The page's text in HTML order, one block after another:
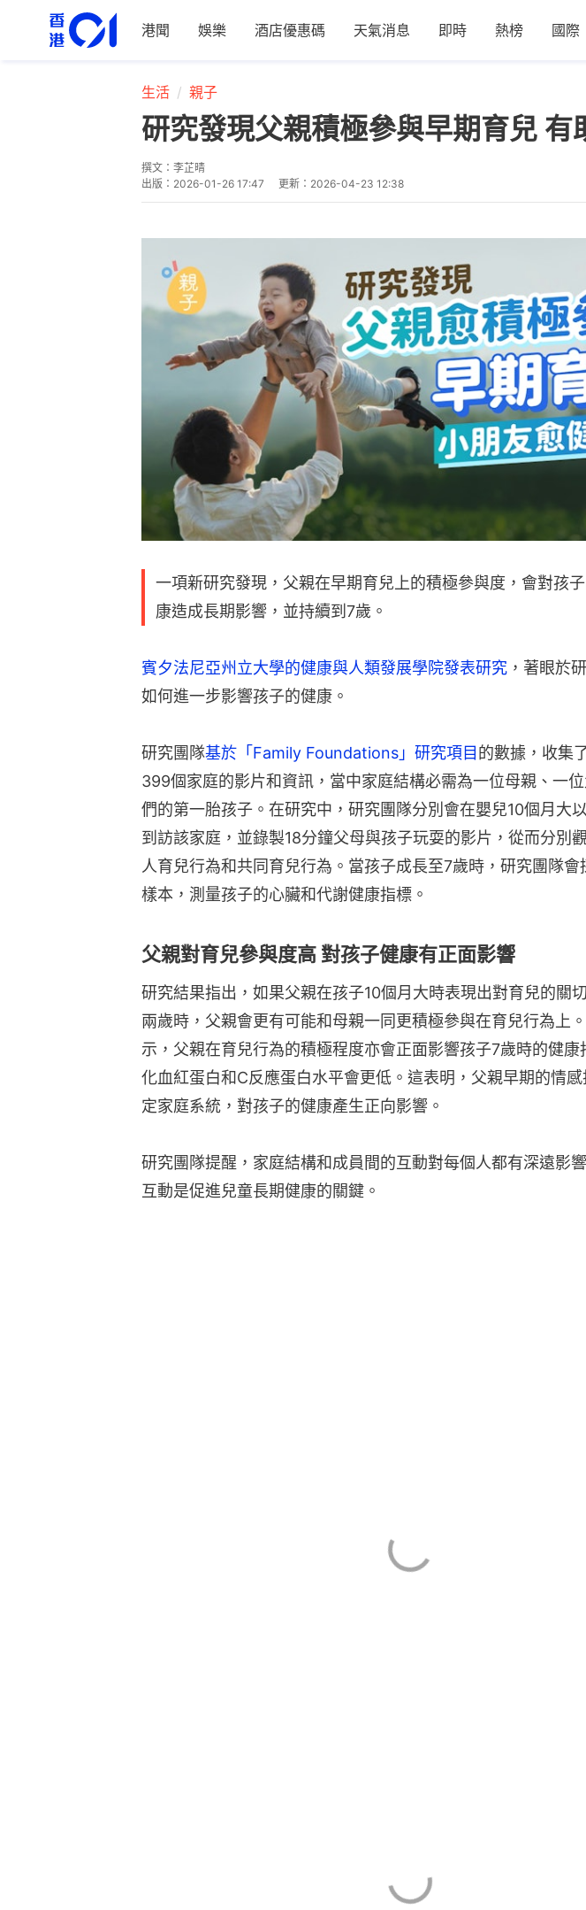
港聞 娛樂 酒店優惠碼 天氣消息 即時 熱榜 國際
生活 親子
研究發現父親積極參與早期育兒 有
撰文： 李芷晴
出版： 2026-01-26 17:47 更新： 2026-04-23 12:38
一項新研究發現，父親在早期育兒上的積極參與度，會對孩
康造成長期影響，並持續到7歲。
賓夕法尼亞州立大學的健康與人類發展學院發表研究 ，著眼於
如何進一步影響孩子的健康。
研究團隊基於「Family Foundations」研究項目 的數據，收集
399個家庭的影片和資訊，當中家庭結構必需為一位母親、一
們的第一胎孩子。在研究中，研究團隊分別會在嬰兒10個月大
到訪該家庭，並錄製18分鐘父母與孩子玩耍的影片，從而分別
人育兒行為和共同育兒行為。當孩子成長至7歲時，研究團隊會
樣本，測量孩子的心臟和代謝健康指標。
父親對育兒參與度高 對孩子健康有正面影響
研究結果指出，如果父親在孩子10個月大時表現出對育兒的關
兩歲時，父親會更有可能和母親一同更積極參與在育兒行為上
示，父親在育兒行為的積極程度亦會正面影響孩子7歲時的健康
化血紅蛋白和C反應蛋白水平會更低。這表明，父親早期的情
定家庭系統，對孩子的健康產生正向影響。
研究團隊提醒，家庭結構和成員間的互動對每個人都有深遠影
互動是促進兒童長期健康的關鍵。